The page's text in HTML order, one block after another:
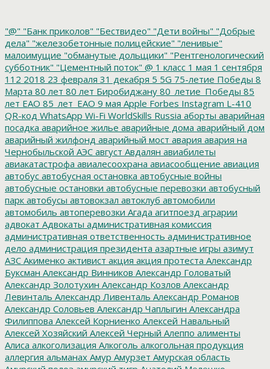
"@" "Банк приколов" "Бествидео" "Дети войны" "Добрые
дела" "железобетонные полицейские" "ленивые"
малоимущие "обманутые дольщики" "Рентгенологический
субботник" "Цементный поток" @ 1 класс 1 мая 1 сентября
112 2018 23 февраля 31 декабря 5 5G 75-летие Победы 8
Марта 80 лет 80 лет Биробиджану 80_летие_Победы 85
лет ЕАО 85_лет_ЕАО 9 мая Apple Forbes Instagram L-410
QR-код WhatsApp Wi-Fi WorldSkills Russia аборты аварийная
посадка аварийное жилье аварийные дома аварийный дом
аварийный жилфонд аварийный мост авария авария на
Чернобыльской АЭС август Авдалян авиабилеты
авиакатастрофа авиалесоохрана авиасообщение авиация
автобус автобусная остановка автобусные войны
автобусные остановки автобусные перевозки автобусный
парк автобусы автовокзал автоклуб автомобили
автомобиль автоперевозки Агада агитпоезд аграрии
адвокат Адвокаты административная комиссия
административная ответственность административное
дело администрация президента азартные игры азимут
АЗС Акименко активист акция акция протеста Александр
Буксман Александр Винников Александр Головатый
Александр Золотухин Александр Козлов Александр
Левинталь Александр Ливенталь Александр Романов
Александр Соловьев Александр Чаплыгин Александра
Филиппова Алексей Корниенко Алексей Навальный
Алексей Хозяйский Алексей Черный Алеппо алименты
Алиса алкоголизация Алкоголь алкогольная продукция
аллергия альманах Амур Амурзет Амурская область